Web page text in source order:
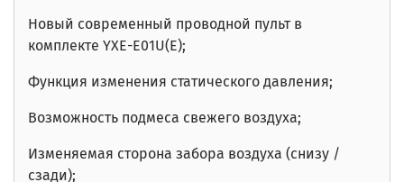
Новый современный проводной пульт в
комплекте YXE-E01U(Е);
Функция изменения статического давления;
Возможность подмеса свежего воздуха;
Изменяемая сторона забора воздуха (снизу /
сзади);